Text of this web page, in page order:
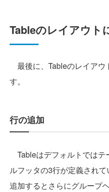
Tableのレイアウト
最後に、Tableのレイアウ
す。
行の追加
Tableはデフォルトではテ
ルフッタの3行が定義され
追加するとさらにグループ